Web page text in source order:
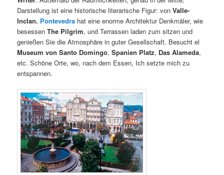
Darstellung ist eine historische literarische Figur: vonValle-
Inclan. Pontevedra hat eine enorme Architektur Denkmäler, wie
besessenThe Pilgrim, und Terrassen laden zum sitzen und
genießen Sie die Atmosphäre in guter Gesellschaft. Besucht el
Museum vonSanto Domingo,Spanien Platz, Das Alameda,
etc. Schöne Orte, wo, nach dem Essen, Ich setzte mich zu
entspannen.